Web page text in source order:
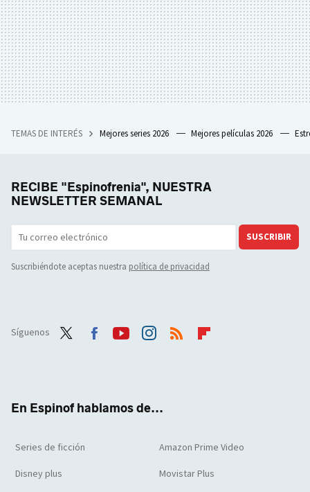
TEMAS DE INTERÉS Mejores series 2026 Mejores películas 2026
RECIBE "Espinofrenia", NUESTRA
NEWSLETTER SEMANAL
SUSCRIBIR
Suscribiéndote aceptas nuestra política de privacidad
Síguenos
En Espinof hablamos de...
Series de ficción Amazon Prime Video
Disney plus Movistar Plus